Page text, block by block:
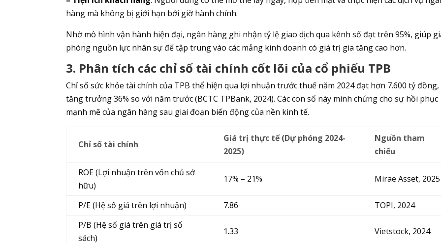
hàng mà không bị giới hạn bởi giờ hành chính.
Nhờ mô hình vận hành hiện đại, ngân hàng ghi nhận tỷ lệ giao dịch qua kênh số đạt trên 95%, giúp
phóng nguồn lực nhân sự để tập trung vào các mảng kinh doanh có giá trị gia tăng cao hơn.
3. Phân tích các chỉ số tài chính cốt lõi của cổ phiếu TPB
Chỉ số sức khỏe tài chính của TPB thể hiện qua lợi nhuận trước thuế năm 2024 đạt hơn 7.600 tỷ đồng,
tăng trưởng 36% so với năm trước (BCTC TPBank, 2024). Các con số này minh chứng cho sự hồi phục
mạnh mẽ của ngân hàng sau giai đoạn biến động của nền kinh tế.
Chỉ số tài chính
Giá trị thực tế (Dự phóng 2024-
2025)
Nguồn tham
chiếu
ROE (Lợi nhuận trên vốn chủ sở
hữu)
17% – 21% Mirae Asset, 2025
P/E (Hệ số giá trên lợi nhuận) 7.86
TOPI, 2024
P/B (Hệ số giá trên giá trị sổ
sách)
1.33 Vietstock, 2024